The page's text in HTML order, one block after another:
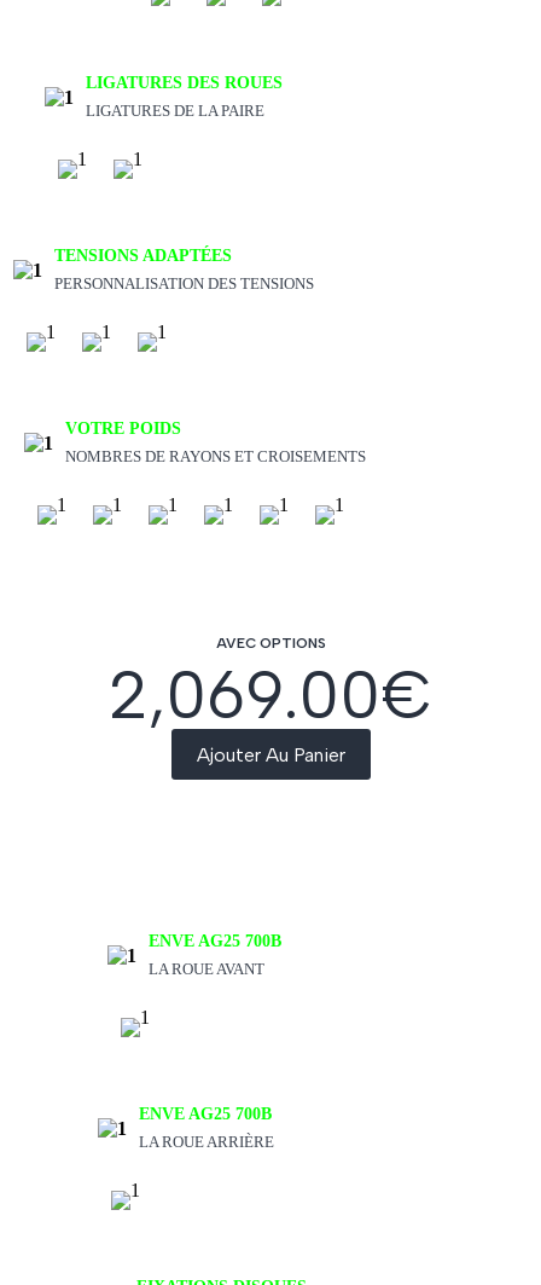
LIGATURES DES ROUES
LIGATURES DE LA PAIRE
TENSIONS ADAPTÉES
PERSONNALISATION DES TENSIONS
VOTRE POIDS
NOMBRES DE RAYONS ET CROISEMENTS
AVEC OPTIONS
2,069.00€
Ajouter Au Panier
ENVE AG25 700B
LA ROUE AVANT
ENVE AG25 700B
LA ROUE ARRIÈRE